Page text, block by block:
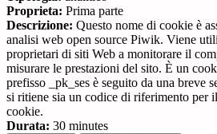
Proprieta: Prima parte
Descrizione: Questo nome di cookie è
analisi web open source Piwik. Viene
proprietari di siti Web a monitorare il
misurare le prestazioni del sito. È un
prefisso _pk_ses è seguito da una breve
si ritiene sia un codice di riferimento per
cookie.
Durata: 30 minutes